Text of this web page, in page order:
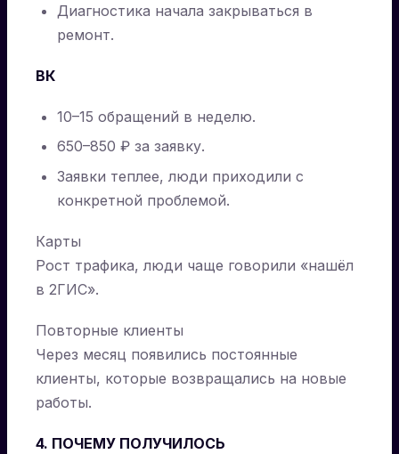
Диагностика начала закрываться в
ремонт.
ВК
10–15 обращений в неделю.
650–850 ₽ за заявку.
Заявки теплее, люди приходили с
конкретной проблемой.
Карты
Рост трафика, люди чаще говорили «нашёл
в 2ГИС».
Повторные клиенты
Через месяц появились постоянные
клиенты, которые возвращались на новые
работы.
4. ПОЧЕМУ ПОЛУЧИЛОСЬ